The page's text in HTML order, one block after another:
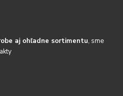
aj ohľadne sortimentu, sme